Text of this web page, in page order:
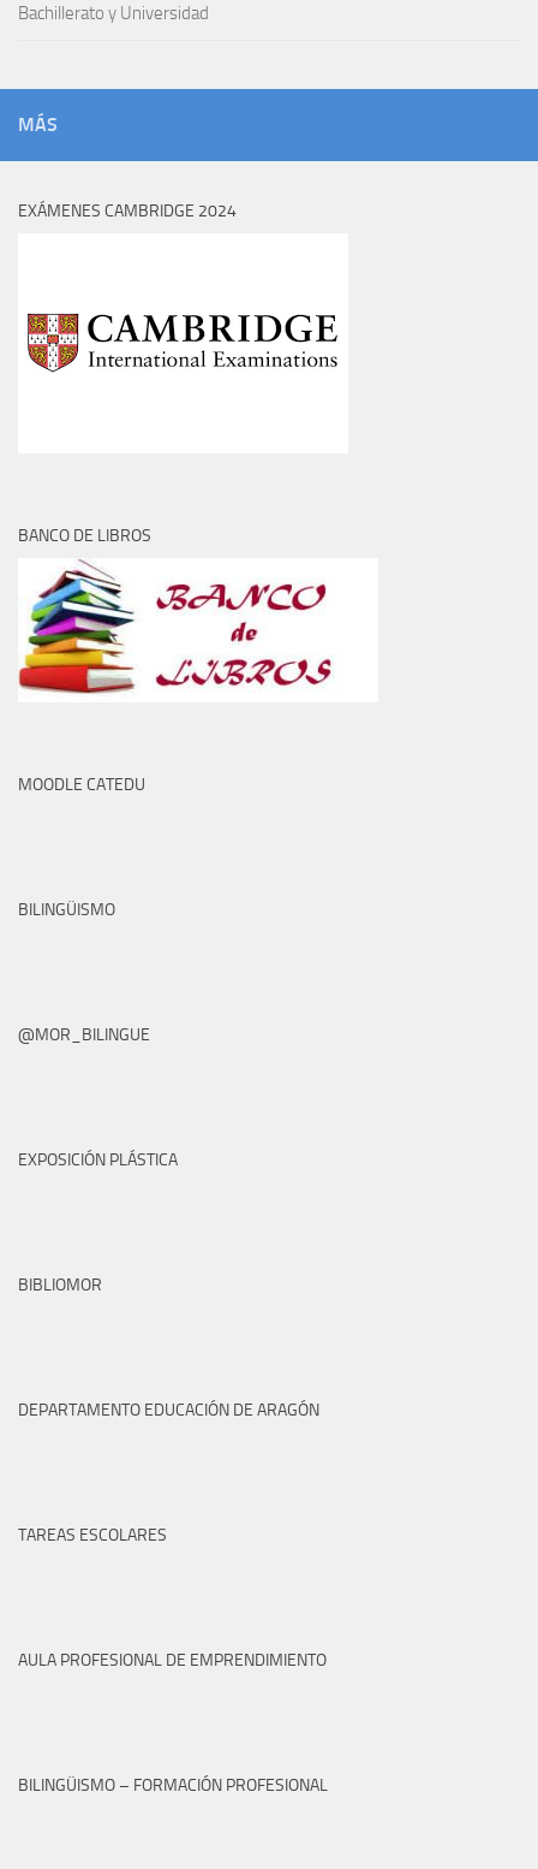
Bachillerato y Universidad
MÁS
EXÁMENES CAMBRIDGE 2024
BANCO DE LIBROS
MOODLE CATEDU
BILINGÜISMO
@MOR_BILINGUE
EXPOSICIÓN PLÁSTICA
BIBLIOMOR
DEPARTAMENTO EDUCACIÓN DE ARAGÓN
TAREAS ESCOLARES
AULA PROFESIONAL DE EMPRENDIMIENTO
BILINGÜISMO – FORMACIÓN PROFESIONAL